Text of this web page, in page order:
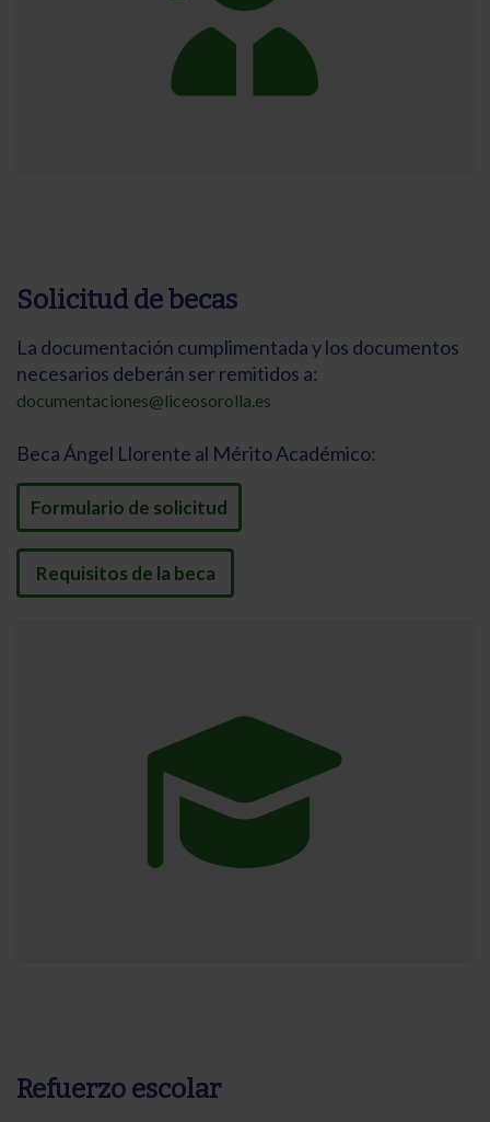
Solicitud de becas
La documentación cumplimentada y los documentos
necesarios deberán ser remitidos a:
documentaciones@liceosorolla.es
Beca Ángel Llorente al Mérito Académico:
Formulario de solicitud
Requisitos de la beca
Refuerzo escolar